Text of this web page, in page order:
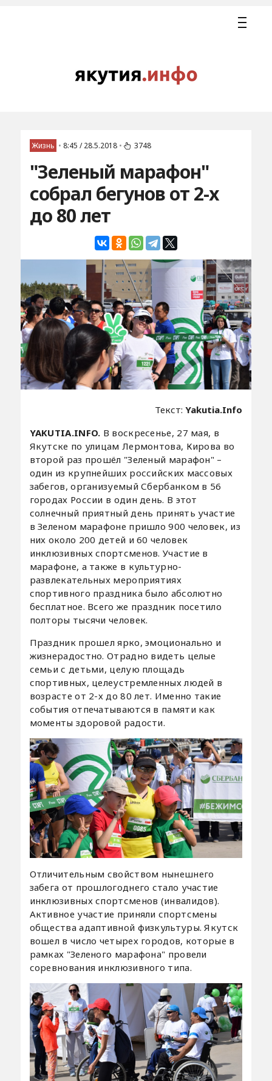
Жизнь • 8:45 / 28.5.2018 • 3748
"Зеленый марафон"
собрал бегунов от 2-х
до 80 лет
Текст:Yakutia.Info
YAKUTIA.INFO. В воскресенье, 27 мая, в
Якутске по улицам Лермонтова, Кирова во
второй раз прошёл "Зеленый марафон" –
один из крупнейших российских массовых
забегов, организуемый Сбербанком в 56
городах России в один день. В этот
солнечный приятный день принять участие
в Зеленом марафоне пришло 900 человек, из
них около 200 детей и 60 человек
инклюзивных спортсменов. Участие в
марафоне, а также в культурно-
развлекательных мероприятиях
спортивного праздника было абсолютно
бесплатное. Всего же праздник посетило
полторы тысячи человек.
Праздник прошел ярко, эмоционально и
жизнерадостно. Отрадно видеть целые
семьи с детьми, целую площадь
спортивных, целеустремленных людей в
возрасте от 2-х до 80 лет. Именно такие
события отпечатываются в памяти как
моменты здоровой радости.
Отличительным свойством нынешнего
забега от прошлогоднего стало участие
инклюзивных спортсменов (инвалидов).
Активное участие приняли спортсмены
общества адаптивной физкультуры. Якутск
вошел в число четырех городов, которые в
рамках "Зеленого марафона" провели
соревнования инклюзивного типа.